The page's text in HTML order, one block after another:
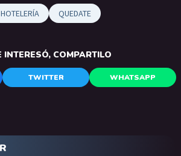
HOTELERÍA QUEDATE
INTERESÓ, COMPARTILO
TWITTER WHATSAPP